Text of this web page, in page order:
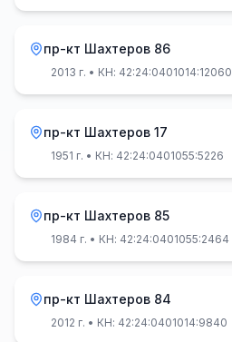
пр-кт Шахтеров 86
2013 г. • КН: 42:24:0401014:12060
пр-кт Шахтеров 17
1951 г. • КН: 42:24:0401055:5226
пр-кт Шахтеров 85
1984 г. • КН: 42:24:0401055:2464
пр-кт Шахтеров 84
2012 г. • КН: 42:24:0401014:9840